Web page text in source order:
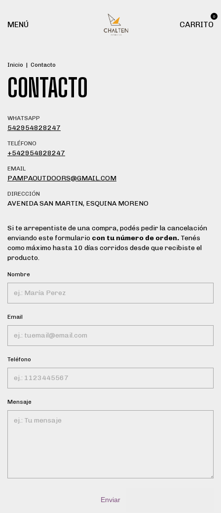
MENÚ CARRITO
0
Inicio | Contacto
CONTACTO
WHATSAPP
542954828247
TELÉFONO
+542954828247
EMAIL
PAMPAOUTDOORS@GMAIL.COM
DIRECCIÓN
AVENIDA SAN MARTIN, ESQUINA MORENO
Si te arrepentiste de una compra, podés pedir la cancelación
enviando este formulario con tu número de orden. Tenés
como máximo hasta 10 días corridos desde que recibiste el
producto.
Nombre
Email
Teléfono
Mensaje
Enviar